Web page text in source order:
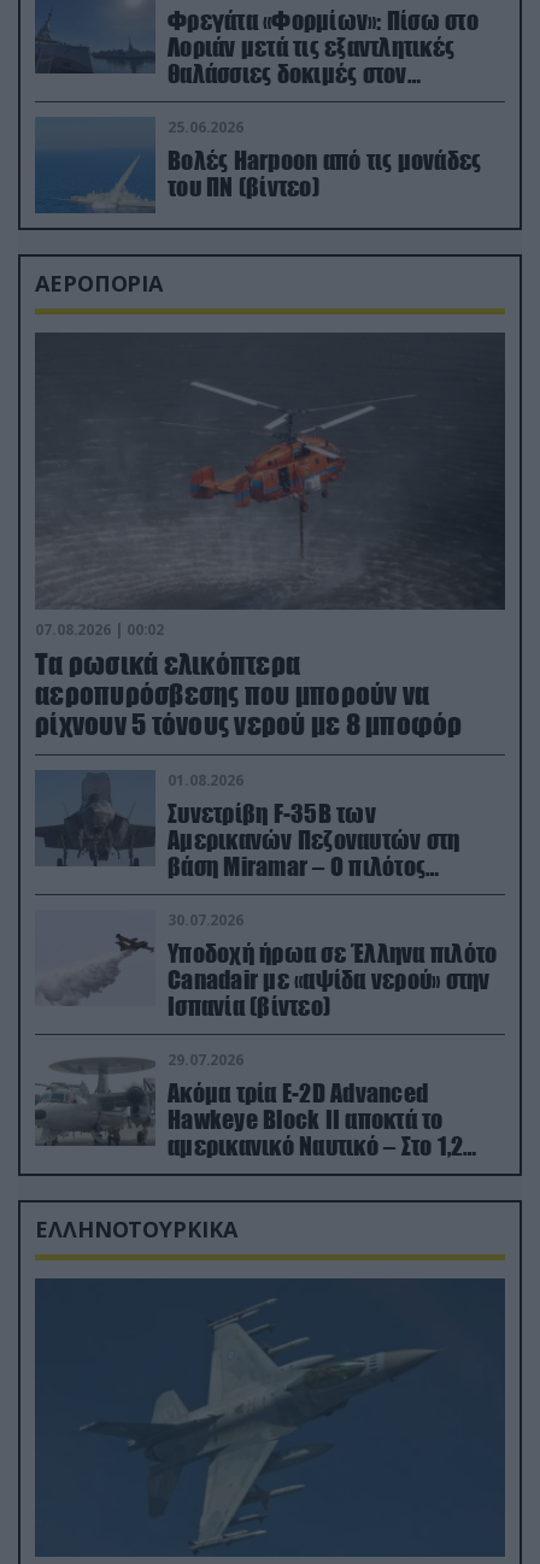
Φρεγάτα «Φορμίων»: Πίσω στο
Λοριάν μετά τις εξαντλητικές
θαλάσσιες δοκιμές στον
απαιτητικό Βισκαϊκό
25.06.2026
Βολές Harpoon από τις μονάδες
του ΠΝ (βίντεο)
ΑΕΡΟΠΟΡΙΑ
07.08.2026 | 00:02
Τα ρωσικά ελικόπτερα
αεροπυρόσβεσης που μπορούν να
ρίχνουν 5 τόνους νερού με 8 μποφόρ
01.08.2026
Συνετρίβη F-35B των
Αμερικανών Πεζοναυτών στη
βάση Miramar – Ο πιλότος
εκτινάχθηκε εγκαίρως
30.07.2026
Υποδοχή ήρωα σε Έλληνα πιλότο
Canadair με «αψίδα νερού» στην
Ισπανία (βίντεο)
29.07.2026
Ακόμα τρία E-2D Advanced
Hawkeye Block II αποκτά το
αμερικανικό Ναυτικό – Στο 1,2
δισ.δολάρια το κόστος
ΕΛΛΗΝΟΤΟΥΡΚΙΚΑ